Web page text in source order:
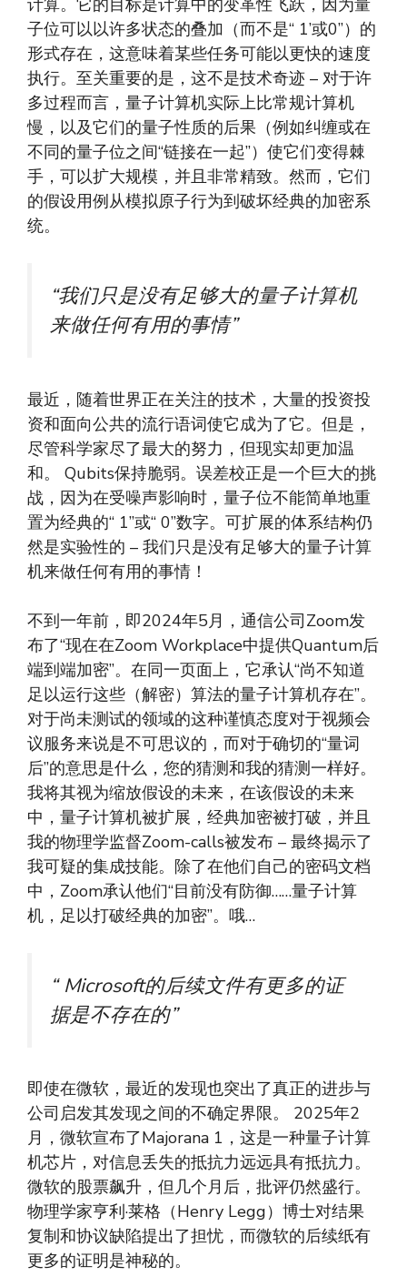
计算。它的目标是计算中的变革性飞跃，因为量
子位可以以许多状态的叠加（而不是“ 1’或0”）的
形式存在，这意味着某些任务可能以更快的速度
执行。至关重要的是，这不是技术奇迹 – 对于许
多过程而言，量子计算机实际上比常规计算机
慢，以及它们的量子性质的后果（例如纠缠或在
不同的量子位之间“链接在一起”）使它们变得棘
手，可以扩大规模，并且非常精致。然而，它们
的假设用例从模拟原子行为到破坏经典的加密系
统。
“我们只是没有足够大的量子计算机
来做任何有用的事情”
最近，随着世界正在关注的技术，大量的投资投
资和面向公共的流行语词使它成为了它。但是，
尽管科学家尽了最大的努力，但现实却更加温
和。 Qubits保持脆弱。误差校正是一个巨大的挑
战，因为在受噪声影响时，量子位不能简单地重
置为经典的“ 1”或“ 0”数字。可扩展的体系结构仍
然是实验性的 – 我们只是没有足够大的量子计算
机来做任何有用的事情！
不到一年前，即2024年5月，通信公司Zoom发
布了“现在在Zoom Workplace中提供Quantum后
端到端加密”。在同一页面上，它承认“尚不知道
足以运行这些（解密）算法的量子计算机存在”。
对于尚未测试的领域的这种谨慎态度对于视频会
议服务来说是不可思议的，而对于确切的“量词
后”的意思是什么，您的猜测和我的猜测一样好。
我将其视为缩放假设的未来，在该假设的未来
中，量子计算机被扩展，经典加密被打破，并且
我的物理学监督Zoom-calls被发布 – 最终揭示了
我可疑的集成技能。除了在他们自己的密码文档
中，Zoom承认他们“目前没有防御……量子计算
机，足以打破经典的加密”。哦…
“ Microsoft的后续文件有更多的证
据是不存在的”
即使在微软，最近的发现也突出了真正的进步与
公司启发其发现之间的不确定界限。 2025年2
月，微软宣布了Majorana 1，这是一种量子计算
机芯片，对信息丢失的抵抗力远远具有抵抗力。
微软的股票飙升，但几个月后，批评仍然盛行。
物理学家亨利·莱格（Henry Legg）博士对结果
复制和协议缺陷提出了担忧，而微软的后续纸有
更多的证明是神秘的。